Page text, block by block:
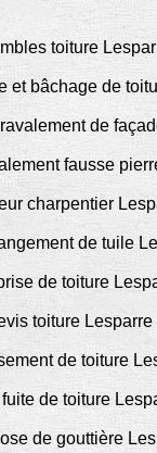
toiture
et bâchage de
de
fausse
charpentier
de tuile
de toiture
toiture Lesparre
de toiture
de toiture
de gouttière